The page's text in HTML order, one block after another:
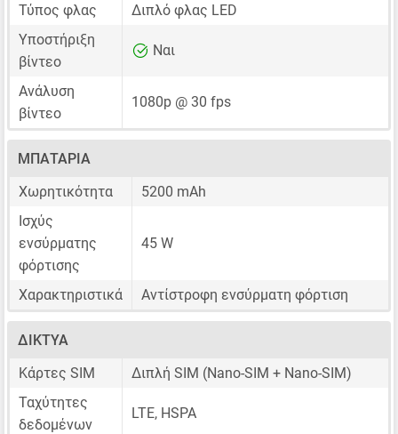
Τύπος φλας
Διπλό φλας LED
Υποστήριξη
βίντεο
Ναι
Ανάλυση
βίντεο
1080p @ 30 fps
ΜΠΑΤΑΡΊΑ
Χωρητικότητα
5200 mAh
Ισχύς
ενσύρματης
φόρτισης
45 W
Χαρακτηριστικά Αντίστροφη ενσύρματη φόρτιση
ΔΊΚΤΥΑ
Κάρτες SIM
Διπλή SIM (Nano-SIM + Nano-SIM)
Ταχύτητες
δεδομένων
LTE, HSPA